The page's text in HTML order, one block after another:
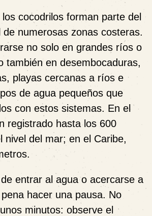
cocodrilos forman parte del
numerosas zonas costeras.
no solo en grandes ríos o
también en desembocaduras,
playas cercanas a ríos e
de agua pequeños que
con estos sistemas. En el
registrado hasta los 600
nivel del mar; en el Caribe,
entrar al agua o acercarse a
hacer una pausa. No
minutos: observe el